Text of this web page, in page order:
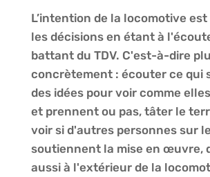
L’intention de la locomotive
les décisions en étant à
battant du TDV. C'est-à-dire
concrètement : écouter ce qui
des idées pour voir comme
et prennent ou pas, tâter le
voir si d'autres personnes sur
soutiennent la mise en œuvre,
aussi à l'extérieur de la